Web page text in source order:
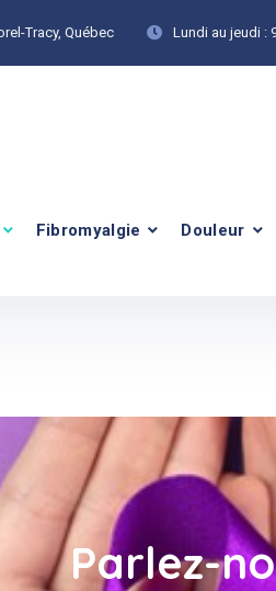
Tracy, Québec Lundi au jeudi :
Fibromyalgie Douleur
Parlez-